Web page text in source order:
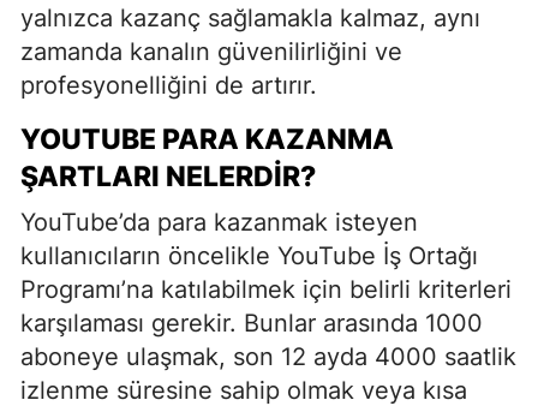
yalnızca kazanç sağlamakla kalmaz, aynı
zamanda kanalın güvenilirliğini ve
profesyonelliğini de artırır.
YOUTUBE PARA KAZANMA
ŞARTLARI NELERDIR?
YouTube’da para kazanmak isteyen
kullanıcıların öncelikle YouTube İş Ortağı
Programı’na katılabilmek için belirli kriterleri
karşılaması gerekir. Bunlar arasında 1000
aboneye ulaşmak, son 12 ayda 4000 saatlik
izlenme süresine sahip olmak veya kısa